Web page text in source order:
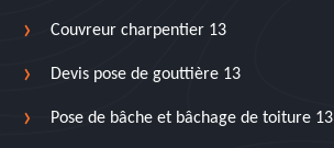
Couvreur charpentier 13
Devis pose de gouttière 13
Pose de bâche et bâchage de toiture 13